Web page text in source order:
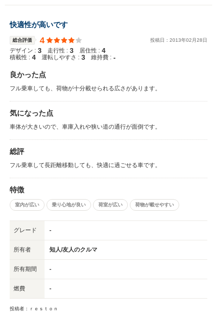
快適性が高いです
総合評価 4 投稿日： 2013年02 月28日
デザイン : 3 走行性 : 3 居住性 : 4
積載性 : 4 運転しやすさ : 3 維持費 : -
良かった点
フル乗車しても、荷物が十分載せられる広さがあります。
気になった点
車体が大きいので、車庫入れや狭い道の通行が面倒です。
総評
フル乗車して長距離移動しても、快適に過ごせる車です。
特徴
室内が広い 乗り心地が良い 荷室が広い 荷物が載せやすい
グレード -
所有者 知人/友人のクルマ
所有期間 -
燃費 -
投稿者：ｒｅｓｔｏｎ